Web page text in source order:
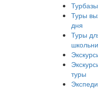
Турбазы
Туры
дня
Туры
туры